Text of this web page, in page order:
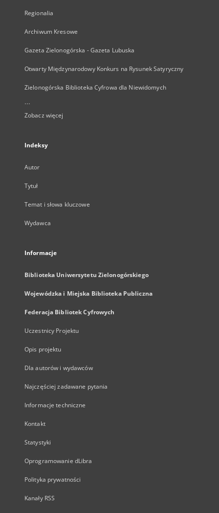
Regionalia
Archiwum Kresowe
Gazeta Zielonogórska - Gazeta Lubuska
Otwarty Międzynarodowy Konkurs na Rysunek Satyryczny
Zielonogórska Biblioteka Cyfrowa dla Niewidomych
...
Zobacz więcej
Indeksy
Autor
Tytuł
Temat i słowa kluczowe
Wydawca
Informacje
Biblioteka Uniwersytetu Zielonogórskiego
Wojewódzka i Miejska Biblioteka Publiczna
Federacja Bibliotek Cyfrowych
Uczestnicy Projektu
Opis projektu
Dla autorów i wydawców
Najczęściej zadawane pytania
Informacje techniczne
Kontakt
Statystyki
Oprogramowanie dLibra
Polityka prywatności
Kanały RSS